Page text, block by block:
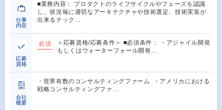
仕事
内容
■業務内容： プロダクトのライフサイクルやフェーズを認識
し、状況毎に適切なアーキテクチャや技術選定、技術実装が
出来るテック…
応募
資格
必須
＜応募資格/応募条件＞ ■必須条件： ・アジャイル開発
もしくはウォーターフォール開発…
会社
概要
・世界有数のコンサルティングファーム ・アメリカにおける
戦略コンサルティングファ…